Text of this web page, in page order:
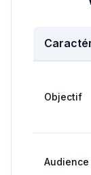
Objectif
Audience